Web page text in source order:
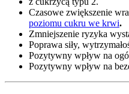
Czasowe zwiększenie
poziomu cukru we krwi.
Zmniejszenie ryzyka
Poprawa siły,
Pozytywny wpływ na
Pozytywny wpływ na